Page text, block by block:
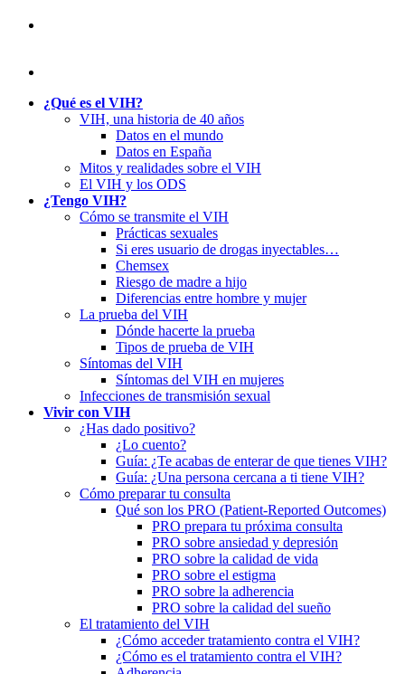
¿Qué es el VIH?
VIH, una historia de 40 años
Datos en el mundo
Datos en España
Mitos y realidades sobre el VIH
El VIH y los ODS
¿Tengo VIH?
Cómo se transmite el VIH
Prácticas sexuales
Si eres usuario de drogas inyectables…
Chemsex
Riesgo de madre a hijo
Diferencias entre hombre y mujer
La prueba del VIH
Dónde hacerte la prueba
Tipos de prueba de VIH
Síntomas del VIH
Síntomas del VIH en mujeres
Infecciones de transmisión sexual
Vivir con VIH
¿Has dado positivo?
¿Lo cuento?
Guía: ¿Te acabas de enterar de que tienes VIH?
Guía: ¿Una persona cercana a ti tiene VIH?
Cómo preparar tu consulta
Qué son los PRO (Patient-Reported Outcomes)
PRO prepara tu próxima consulta
PRO sobre ansiedad y depresión
PRO sobre la calidad de vida
PRO sobre el estigma
PRO sobre la adherencia
PRO sobre la calidad del sueño
El tratamiento del VIH
¿Cómo acceder tratamiento contra el VIH?
¿Cómo es el tratamiento contra el VIH?